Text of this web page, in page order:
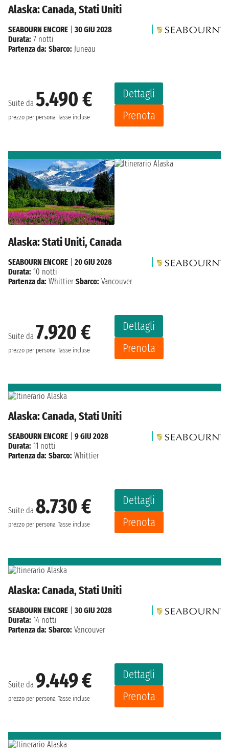
Alaska: Canada, Stati Uniti
Suite da 5.490 €
prezzo per persona Tasse incluse
Dettagli
Prenota
SEABOURN ENCORE
30 GIU 2028
Durata: 7 notti
Partenza da: Sbarco: Juneau
Alaska: Stati Uniti, Canada
Suite da 7.920 €
prezzo per persona Tasse incluse
Dettagli
Prenota
SEABOURN ENCORE
20 GIU 2028
Durata: 10 notti
Partenza da: Whittier Sbarco: Vancouver
Alaska: Canada, Stati Uniti
Suite da 8.730 €
prezzo per persona Tasse incluse
Dettagli
Prenota
SEABOURN ENCORE
9 GIU 2028
Durata: 11 notti
Partenza da: Sbarco: Whittier
Alaska: Canada, Stati Uniti
Suite da 9.449 €
prezzo per persona Tasse incluse
Dettagli
Prenota
SEABOURN ENCORE
30 GIU 2028
Durata: 14 notti
Partenza da: Sbarco: Vancouver